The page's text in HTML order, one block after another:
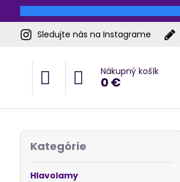
Sledujte nás na Instagrame
Nákupný košík
0 €
Kategórie
Hlavolamy